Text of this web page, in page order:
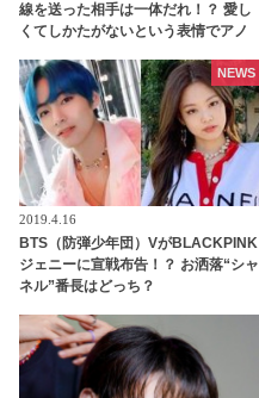
線を送った相手は一体だれ！？ 愛し
くてしかたがないという表情でアノ
「すごくかわいい」とメロメロにな
ったその相手＆２人のやりとりにほ
っこり
2019.4.16
BTS（防弾少年団）VがBLACKPINK
ジェニーに宣戦布告！？ お洒落“シャ
ネル”番長はどっち？
NEWS